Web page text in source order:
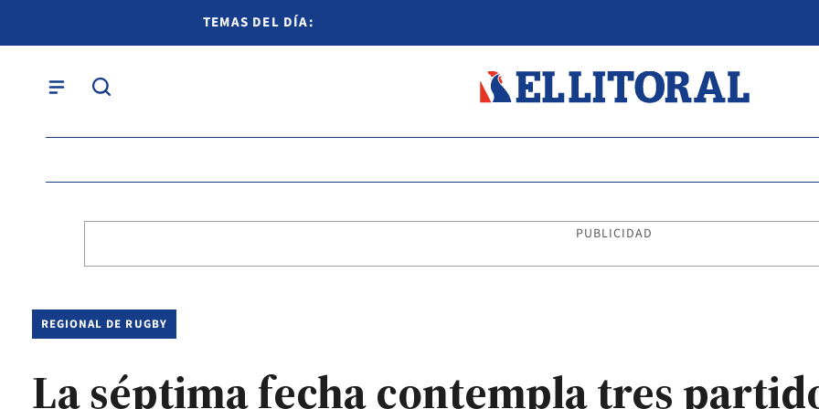
TEMAS DEL DÍA:
PUBLICIDAD
REGIONAL DE RUGBY
La séptima fecha contempla tres